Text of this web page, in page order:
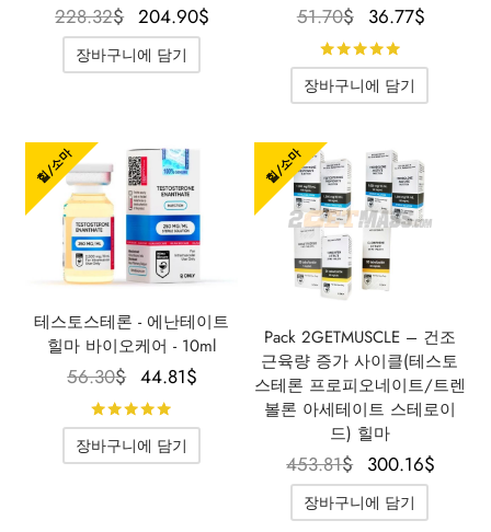
228.32$ 원래 가격
은
228.32$였
204.90$
현재 가격
204.90$입
장바구니에 담기
51.70$
원래 가
격은
51.70$였
습니다.
36.77$
36.77$
장바구니에 담기
힐/소마
테스토스테론 - 에난테이트
힐마 바이오케어 - 10ml
56.30$
원래 가
격은
56.30$였
습니다.
44.81$
현재 가
44.81$입
로 평가됨
장바구니에 담기
힐/소마
Pack 2GETMUSCLE – 건조
근육량 증가 사이클(테스토
스테론 프로피오네이트/트렌
볼론 아세테이트 스테로이
드) 힐마
453.81$ 원래 가격
은
453.81$였
300.16$
장바구니에 담기